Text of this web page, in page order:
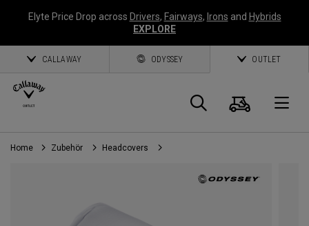
Elyte Price Drop across Drivers, Fairways, Irons and Hybrids
EXPLORE
CALLAWAY ODYSSEY OUTLET
Suche
Home Zubehör Headcovers